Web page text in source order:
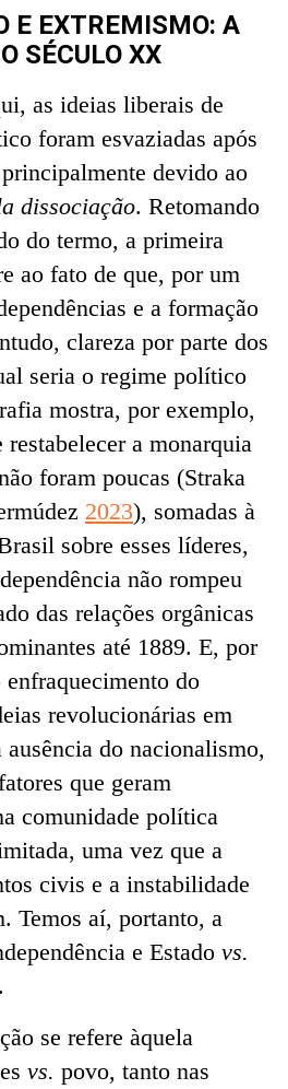
E EXTREMISMO: A
SÉCULO XX
as ideias liberais de
foram esvaziadas após
devido ao
dissociação. Retomando
do termo, a primeira
ao fato de que, por um
e a formação
clareza por parte dos
seria o regime político
mostra, por exemplo,
a monarquia
foram poucas (Straka
2023), somadas à
sobre esses líderes,
não rompeu
das relações orgânicas
até 1889. E, por
do
revolucionárias em
ausência do nacionalismo,
que geram
comunidade política
uma vez que a
civis e a instabilidade
Temos aí, portanto, a
e Estado vs.
se refere àquela
vs. povo, tanto nas